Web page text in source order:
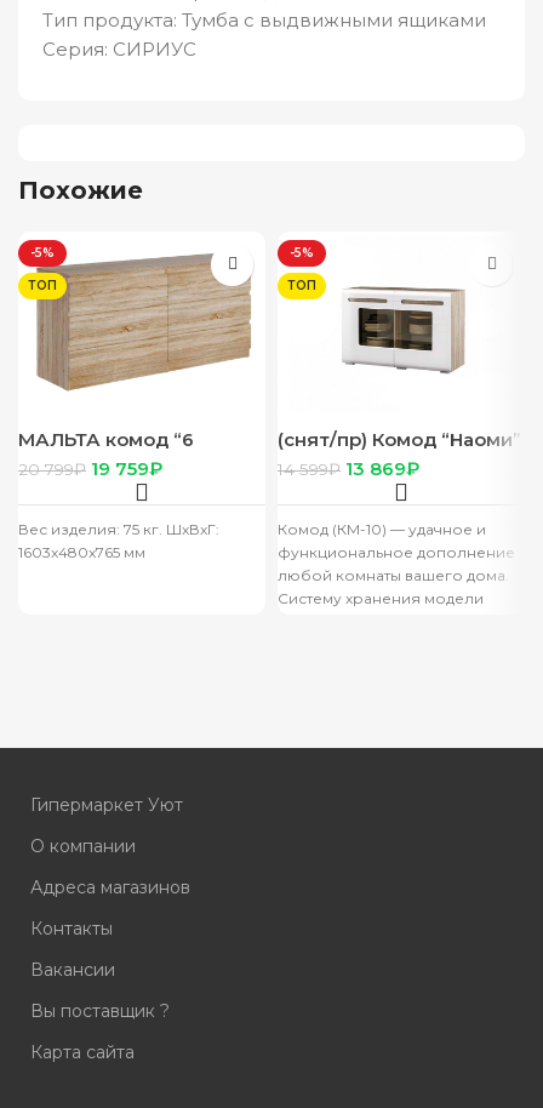
Тип продукта: Тумба с выдвижными ящиками
Серия: СИРИУС
Похожие
-5%
ТОП
МАЛЬТА комод “6
ящиков” 160х76 Сонома
20 799₽ 19 759₽
Вес изделия: 75 кг. ШxВxГ:
1603x480x765 мм
-5%
ТОП
(снят/пр) Комод “Наоми”
КМ-10 дуб каньон/белый
глянец
14 599₽ 13 869₽
Комод (КМ-10) — удачное и
функциональное дополнение
любой комнаты вашего дома.
Систему хранения модели
Гипермаркет Уют
О компании
Адреса магазинов
Контакты
Вакансии
Вы поставщик ?
Карта сайта